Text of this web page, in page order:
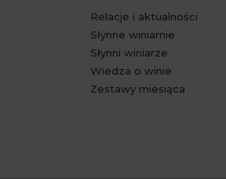
Relacje i aktualności
Słynne winiarnie
Słynni winiarze
Wiedza o winie
Zestawy miesiąca